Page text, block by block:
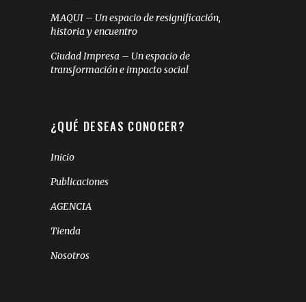
MAQUI – Un espacio de resignificación,
historia y encuentro
Ciudad Impresa – Un espacio de
transformación e impacto social
¿QUÉ DESEAS CONOCER?
Inicio
Publicaciones
AGENCIA
Tienda
Nosotros